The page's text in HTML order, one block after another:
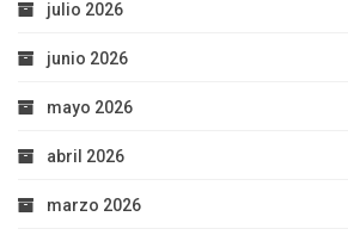
julio 2026
junio 2026
mayo 2026
abril 2026
marzo 2026